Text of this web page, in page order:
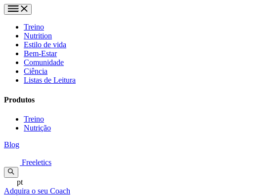
Treino
Nutrition
Estilo de vida
Bem-Estar
Comunidade
Ciência
Listas de Leitura
Produtos
Treino
Nutrição
Blog
Freeletics
pt
Adquira o seu Coach